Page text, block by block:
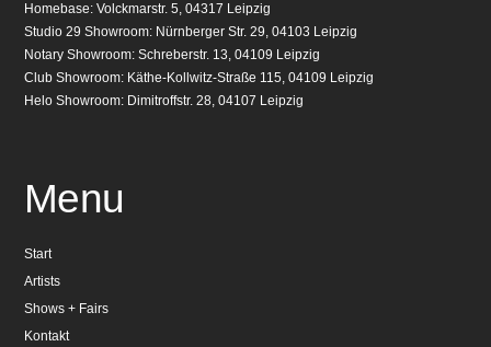
Homebase: Volckmarstr. 5, 04317 Leipzig
Studio 29 Showroom: Nürnberger Str. 29, 04103 Leipzig
Notary Showroom: Schreberstr. 13, 04109 Leipzig
Club Showroom: Käthe-Kollwitz-Straße 115, 04109 Leipzig
Helo Showroom: Dimitroffstr. 28, 04107 Leipzig
Menu
Start
Artists
Shows + Fairs
Kontakt